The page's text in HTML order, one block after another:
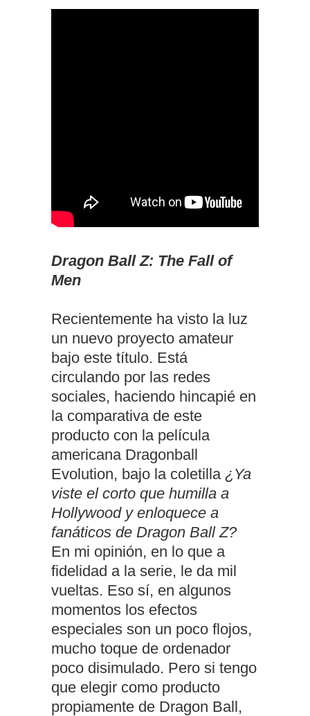
Dragon Ball Z: The Fall of
Men
Recientemente ha visto la luz
un nuevo proyecto amateur
bajo este título. Está
circulando por las redes
sociales, haciendo hincapié en
la comparativa de este
producto con la película
americana Dragonball
Evolution, bajo la coletilla ¿Ya
viste el corto que humilla a
Hollywood y enloquece a
fanáticos de Dragon Ball Z?
En mi opinión, en lo que a
fidelidad a la serie, le da mil
vueltas. Eso sí, en algunos
momentos los efectos
especiales son un poco flojos,
mucho toque de ordenador
poco disimulado. Pero si tengo
que elegir como producto
propiamente de Dragon Ball,